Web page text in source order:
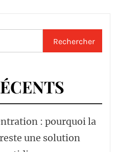
: pourquoi la
une solution